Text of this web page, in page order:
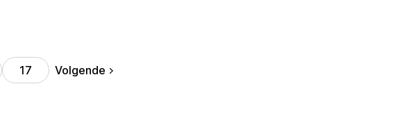
17 Volgende